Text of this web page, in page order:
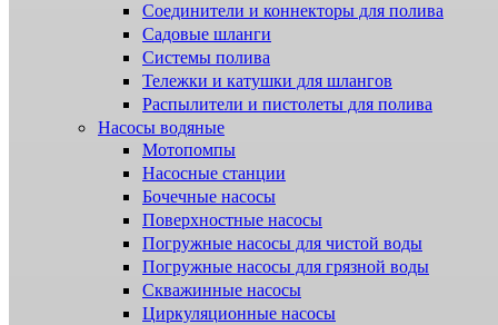
Соединители и коннекторы для полива
Садовые шланги
Системы полива
Тележки и катушки для шлангов
Распылители и пистолеты для полива
Насосы водяные
Мотопомпы
Насосные станции
Бочечные насосы
Поверхностные насосы
Погружные насосы для чистой воды
Погружные насосы для грязной воды
Скважинные насосы
Циркуляционные насосы